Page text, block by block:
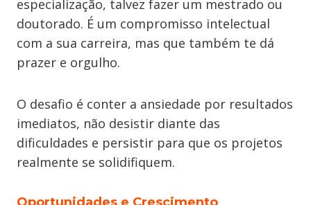
especialização, talvez fazer um mestrado ou
doutorado. É um compromisso intelectual
com a sua carreira, mas que também te dá
prazer e orgulho.
O desafio é conter a ansiedade por resultados
imediatos, não desistir diante das
dificuldades e persistir para que os projetos
realmente se solidifiquem.